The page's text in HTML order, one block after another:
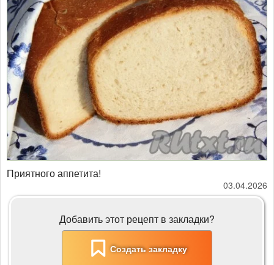
Приятного аппетита!
03.04.2026
Добавить этот рецепт в закладки?
Создать закладку